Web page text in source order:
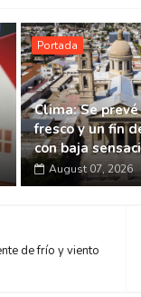
Portada
Clima: Se
fresco y un fin
con baja
August 07, 2026
de frío y viento